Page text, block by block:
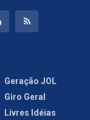
Geração JOL
Giro Geral
Livres Idéias